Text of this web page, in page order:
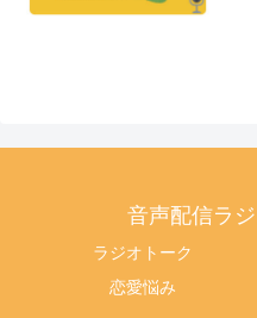
音声配信ラ
ラジオトーク
恋愛悩み